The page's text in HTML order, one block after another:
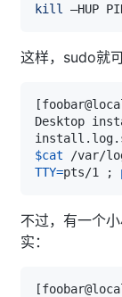
kill
这样，sudo就
[
$cat /var/
TTY=pts/1 ;
不过，有一个
实：
[